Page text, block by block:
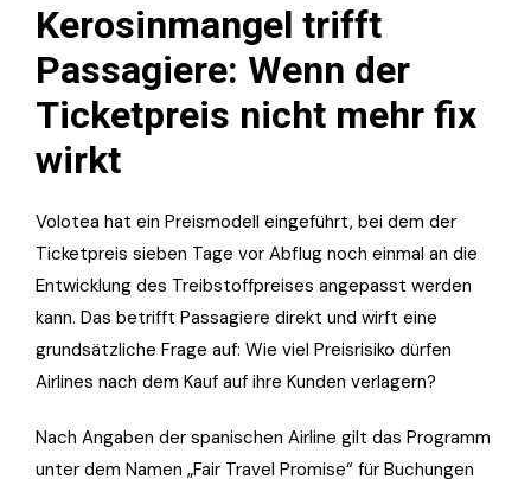
Kerosinmangel trifft
Passagiere: Wenn der
Ticketpreis nicht mehr fix
wirkt
Volotea hat ein Preismodell eingeführt, bei dem der
Ticketpreis sieben Tage vor Abflug noch einmal an die
Entwicklung des Treibstoffpreises angepasst werden
kann. Das betrifft Passagiere direkt und wirft eine
grundsätzliche Frage auf: Wie viel Preisrisiko dürfen
Airlines nach dem Kauf auf ihre Kunden verlagern?
Nach Angaben der spanischen Airline gilt das Programm
unter dem Namen „Fair Travel Promise“ für Buchungen